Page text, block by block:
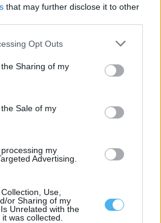
that may further disclose it to other
Opt Outs
Sharing of my
Sale of my
my
Advertising.
Use,
or Sharing of my
Unrelated with the
was collected.
este domingo, 26 de julho, em